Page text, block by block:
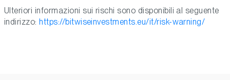
Ulteriori informazioni sui rischi sono disponibili al seguente
indirizzo:https://bitwiseinvestments.eu/it/risk-warning/